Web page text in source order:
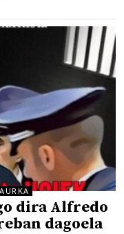
dira Alfredo
dagoela